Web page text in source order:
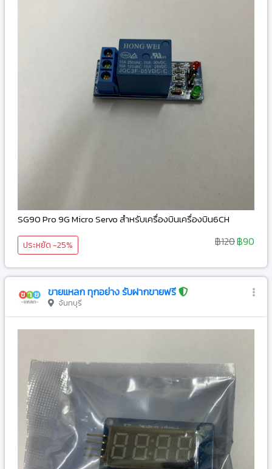
SG90 Pro 9G Micro Servo สำหรับเครื่องบินเครื่องบิน6CH
ประหยัด -25% ฿120฿90
ขายแหลก ทุกอย่าง รับฝากขายฟรี
จันทบุรี